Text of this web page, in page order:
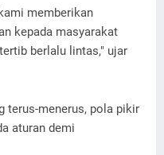
memberikan
kepada masyarakat
berlalu lintas," ujar
terus-menerus, pola pikir
aturan demi